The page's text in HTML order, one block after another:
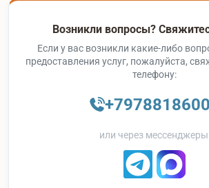
Возникли вопросы?
Если у вас возникли какие-либо
предоставления услуг, пожалуйста,
телефону:
или через